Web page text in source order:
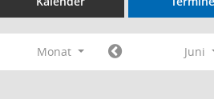
Monat Juni